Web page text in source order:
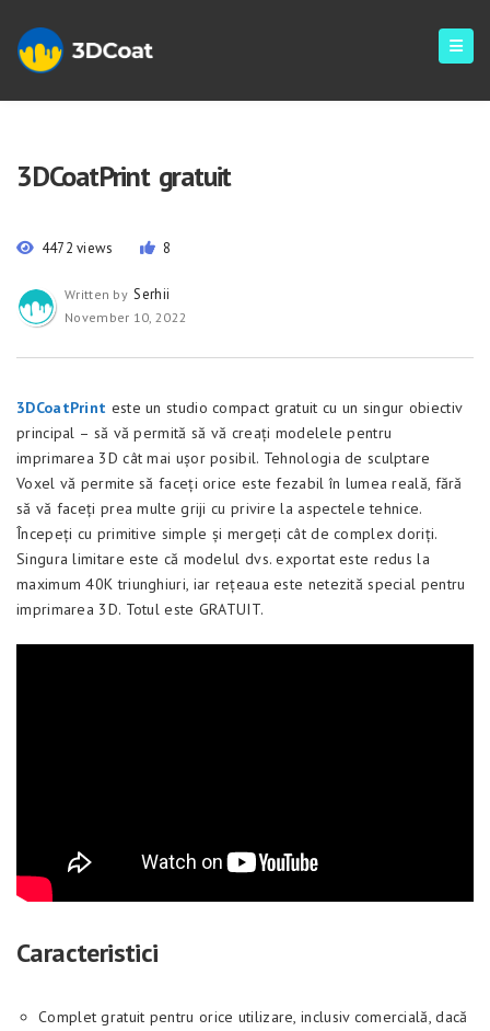
3DCoatPrint gratuit
4472 views 8
Written by Serhii
November 10, 2022
3DCoatPrint este un studio compact gratuit cu un singur obiectiv
principal – să vă permită să vă creați modelele pentru
imprimarea 3D cât mai ușor posibil. Tehnologia de sculptare
Voxel vă permite să faceți orice este fezabil în lumea reală, fără
să vă faceți prea multe griji cu privire la aspectele tehnice.
Începeți cu primitive simple și mergeți cât de complex doriți.
Singura limitare este că modelul dvs. exportat este redus la
maximum 40K triunghiuri, iar rețeaua este netezită special pentru
imprimarea 3D. Totul este GRATUIT.
Caracteristici
Complet gratuit pentru orice utilizare, inclusiv comercială, dacă